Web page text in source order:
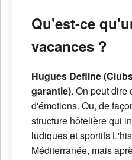
Qu'est-ce
vacances ?
Hugues Defline
garantie). On peut dire
d'émotions. Ou, de
structure hôtelière qui
ludiques et sportifs
Méditerranée, mais